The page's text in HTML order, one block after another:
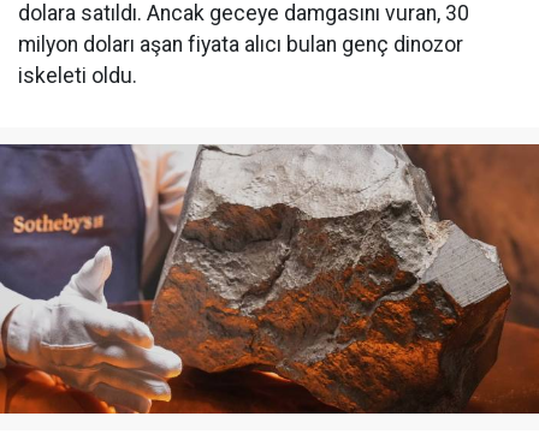
dolara satıldı. Ancak geceye damgasını vuran, 30
milyon doları aşan fiyata alıcı bulan genç dinozor
iskeleti oldu.